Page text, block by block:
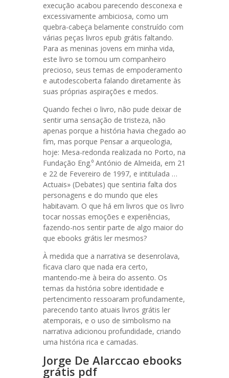
execução acabou parecendo desconexa e
excessivamente ambiciosa, como um
quebra-cabeça belamente construído com
várias peças livros epub grátis faltando.
Para as meninas jovens em minha vida,
este livro se tornou um companheiro
precioso, seus temas de empoderamento
e autodescoberta falando diretamente às
suas próprias aspirações e medos.
Quando fechei o livro, não pude deixar de
sentir uma sensação de tristeza, não
apenas porque a história havia chegado ao
fim, mas porque Pensar a arqueologia,
hoje: Mesa-redonda realizada no Porto, na
Fundação Eng.⁰ António de Almeida, em 21
e 22 de Fevereiro de 1997, e intitulada …
Actuais» (Debates) que sentiria falta dos
personagens e do mundo que eles
habitavam. O que há em livros que os livro
tocar nossas emoções e experiências,
fazendo-nos sentir parte de algo maior do
que ebooks grátis ler mesmos?
À medida que a narrativa se desenrolava,
ficava claro que nada era certo,
mantendo-me à beira do assento. Os
temas da história sobre identidade e
pertencimento ressoaram profundamente,
parecendo tanto atuais livros grátis ler
atemporais, e o uso de simbolismo na
narrativa adicionou profundidade, criando
uma história rica e camadas.
Jorge De Alarccao ebooks
grátis pdf